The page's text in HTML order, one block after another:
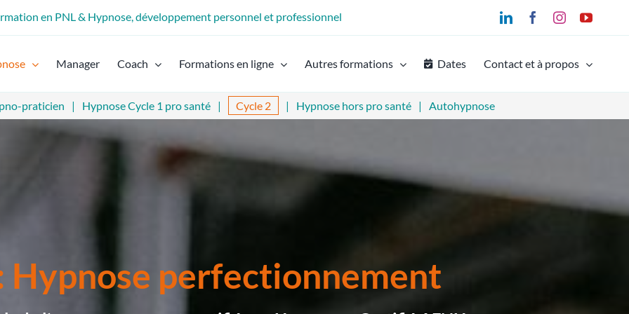
en PNL & Hypnose, développement personnel et professionnel LinkedInFacebookInstagram
Manager Coach Formations en ligne Autres formations Dates Contact et à propos
praticien Hypnose Cycle 1 pro santé Cycle 2 Hypnose hors pro santé Autohypnose
Hypnose perfectionnement